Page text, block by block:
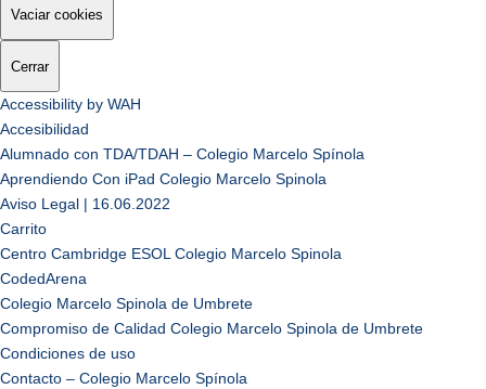
Vaciar cookies
Cerrar
Accessibility by WAH
Accesibilidad
Alumnado con TDA/TDAH – Colegio Marcelo Spínola
Aprendiendo Con iPad Colegio Marcelo Spinola
Aviso Legal | 16.06.2022
Carrito
Centro Cambridge ESOL Colegio Marcelo Spinola
CodedArena
Colegio Marcelo Spinola de Umbrete
Compromiso de Calidad Colegio Marcelo Spinola de Umbrete
Condiciones de uso
Contacto – Colegio Marcelo Spínola